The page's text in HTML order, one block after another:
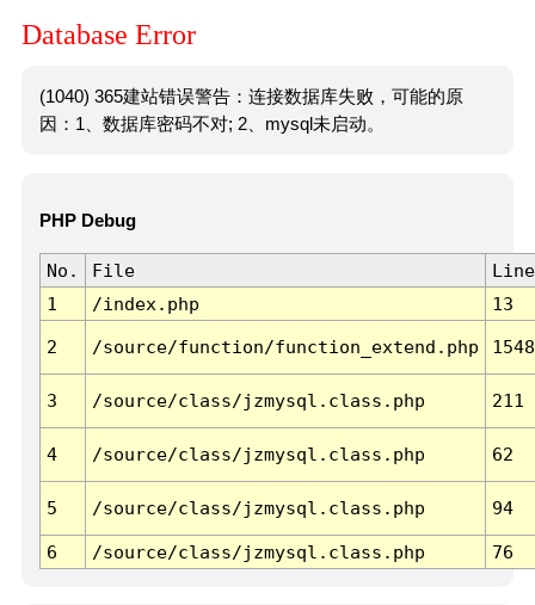
Database Error
(1040) 365建站错误警告：连接数据库失败，可能的原
因：1、数据库密码不对; 2、mysql未启动。
PHP Debug
No. File
Line
1
/index.php 13
2 /source/function/function_extend.php 1548
3 /source/class/jzmysql.class.php 211
4 /source/class/jzmysql.class.php 62
5 /source/class/jzmysql.class.php 94
6 /source/class/jzmysql.class.php 76